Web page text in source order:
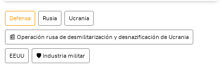
Defensa Rusia Ucrania
📰 Operación rusa de desmilitarización y desnazificación de Ucrania
EEUU 🛡️ Industria militar